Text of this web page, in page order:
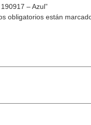
– Azul”
obligatorios están